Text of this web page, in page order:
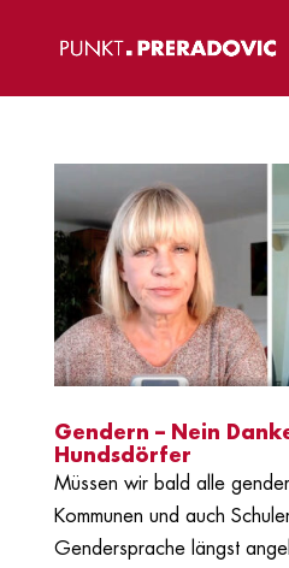
Gendern – Nein
Hundsdörfer
Müssen wir bald alle
Kommunen und auch
Gendersprache längst